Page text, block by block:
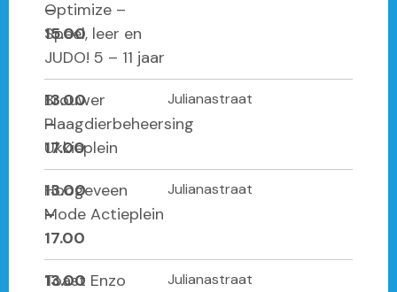
–
15.00
Optimize –
Speel, leer en
JUDO! 5 – 11 jaar
13.00
–
17.00
Brouwer
Plaagdierbeheersing
Ukkieplein
Julianastraat
13.00
–
17.00
Hoogeveen
Mode Actieplein
Julianastraat
13.00
Toast Enzo
Julianastraat